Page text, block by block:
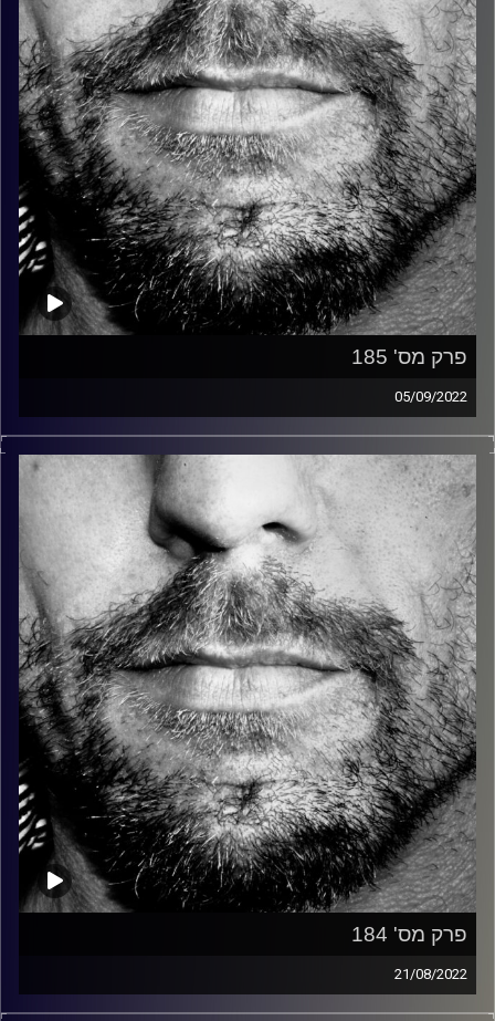
פרק מס' 185
05/09/2022
זיפים, מוזיקה מחוספסת של הופעות חיות. הרבה ג'אם, רוק,
בלוז, bluegrass, ג'אז, Fאנק, פרוגרסיב ואפילו אלקטרוניקה.
כל מה שחי, אמיתי ונושם.
עם שמוליק רגב.
קרדיט תמונות: David Goehring
פרק מס' 184
21/08/2022
זיפים, מוזיקה מחוספסת של הופעות חיות. הרבה ג'אם, רוק,